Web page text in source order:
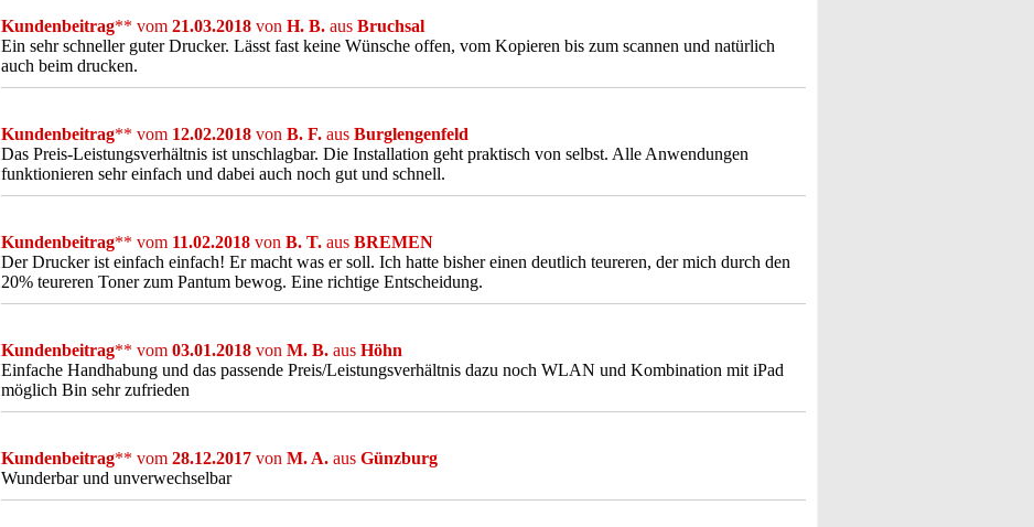
Kundenbeitrag** vom 21.03.2018 von H. B. aus Bruchsal
Ein sehr schneller guter Drucker. Lässt fast keine Wünsche offen, vom Kopieren bis zum scannen und natürlich
auch beim drucken.
Kundenbeitrag** vom 12.02.2018 von B. F. aus Burglengenfeld
Das Preis-Leistungsverhältnis ist unschlagbar. Die Installation geht praktisch von selbst. Alle Anwendungen
funktionieren sehr einfach und dabei auch noch gut und schnell.
Kundenbeitrag** vom 11.02.2018 von B. T. aus BREMEN
Der Drucker ist einfach einfach! Er macht was er soll. Ich hatte bisher einen deutlich teureren, der mich durch den
20% teureren Toner zum Pantum bewog. Eine richtige Entscheidung.
Kundenbeitrag** vom 03.01.2018 von M. B. aus Höhn
Einfache Handhabung und das passende Preis/Leistungsverhältnis dazu noch WLAN und Kombination mit iPad
möglich Bin sehr zufrieden
Kundenbeitrag** vom 28.12.2017 von M. A. aus Günzburg
Wunderbar und unverwechselbar